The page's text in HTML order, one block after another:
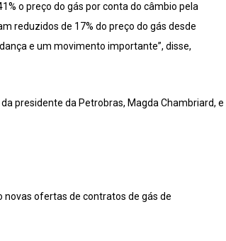
o preço do gás por conta do câmbio pela
reduzidos de 17% do preço do gás desde
e um movimento importante”, disse,
presidente da Petrobras, Magda Chambriard, e
ofertas de contratos de gás de